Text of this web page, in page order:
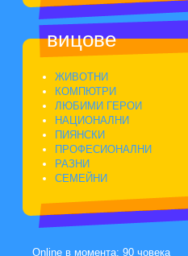
вицове
ЖИВОТНИ
КОМПЮТРИ
ЛЮБИМИ ГЕРОИ
НАЦИОНАЛНИ
ПИЯНСКИ
ПРОФЕСИОНАЛНИ
РАЗНИ
СЕМЕЙНИ
Online в момента: 90 човека